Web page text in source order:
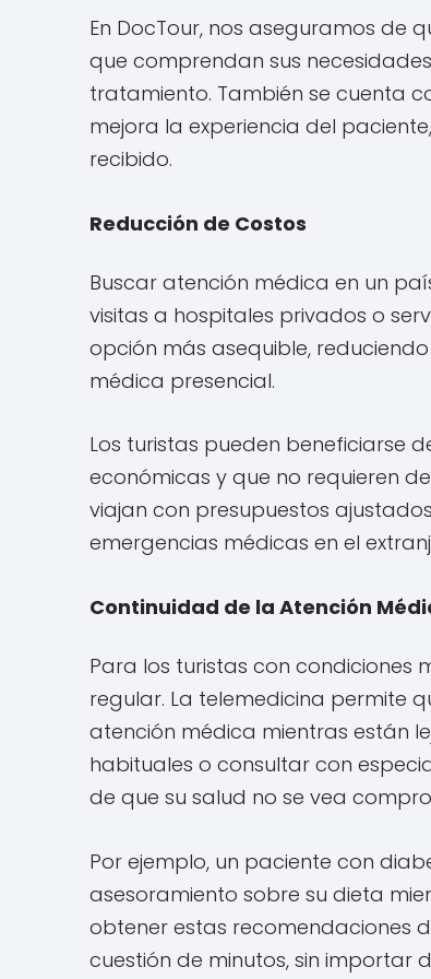
En DocTour, nos aseguramos de
que comprendan sus
tratamiento. También se cuenta
mejora la experiencia del
recibido.
Reducción de Costos
Buscar atención médica en un
visitas a hospitales privados o
opción más asequible,
médica presencial.
Los turistas pueden beneficiarse
económicas y que no requieren
viajan con presupuestos
emergencias médicas en el
Continuidad de la Atención
Para los turistas con condiciones
regular. La telemedicina permite
atención médica mientras están
habituales o consultar con
de que su salud no se vea
Por ejemplo, un paciente con
asesoramiento sobre su dieta
obtener estas recomendaciones
cuestión de minutos, sin importar